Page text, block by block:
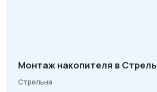
Монтаж накопителя в
Стрельна